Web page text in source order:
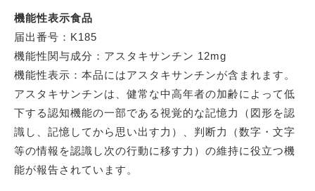
機能性表示食品
届出番号：K185
機能性関与成分：アスタキサンチン 12mg
機能性表示：本品にはアスタキサンチンが含まれます。
アスタキサンチンは、健常な中高年者の加齢によって低
下する認知機能の一部である視覚的な記憶力（図形を認
識し、記憶してから思い出す力）、判断力（数字・文字
等の情報を認識し次の行動に移す力）の維持に役立つ機
能が報告されています。